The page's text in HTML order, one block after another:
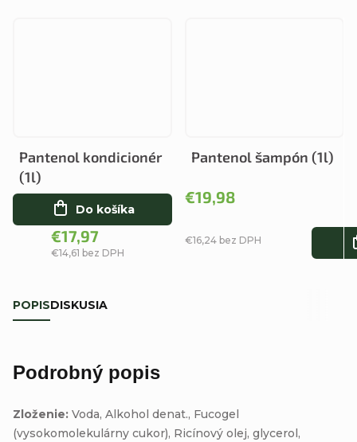
Pantenol kondicionér
(1l)
€14,61 bez DPH
€17,97
Do košíka
Pantenol šampón (1l)
€16,24 bez DPH
€19,98
POPISDISKUSIA
Podrobný popis
Zloženie: Voda, Alkohol denat., Fucogel
(vysokomolekulárny cukor), Ricínový olej, glycerol,